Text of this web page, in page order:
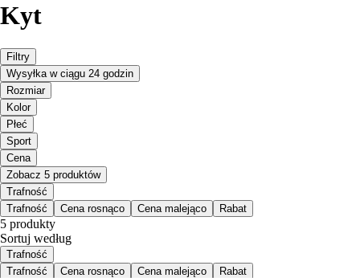
Kyt
Filtry
Wysyłka w ciągu 24 godzin
Rozmiar
Kolor
Płeć
Sport
Cena
Zobacz 5 produktów
Trafność
Trafność
Cena rosnąco Cena malejąco Rabat
5 produkty
Sortuj według
Trafność
Trafność
Cena rosnąco Cena malejąco Rabat